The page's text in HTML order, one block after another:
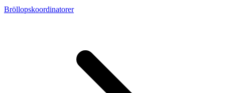
Bröllopskoordinatorer